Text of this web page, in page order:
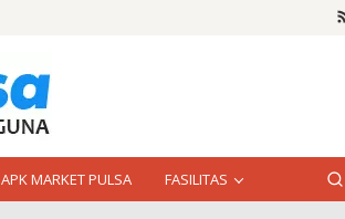
APK MARKET PULSA FASILITAS